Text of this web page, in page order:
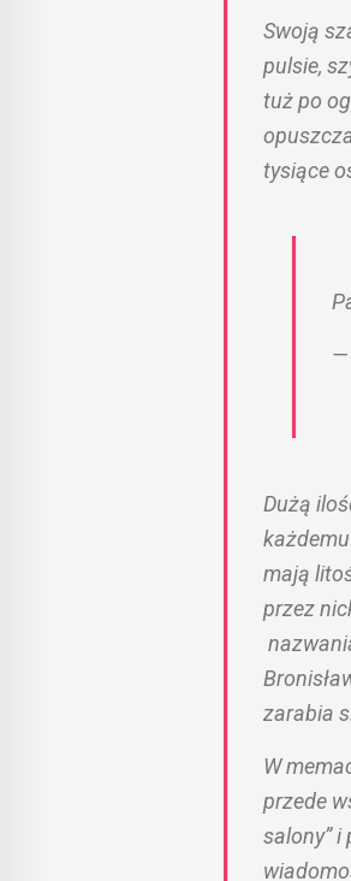
Swoją
pulsie,
tuż po
tysiące
—
Dużą
mają
przez
zarabia
W
przede
salony” i